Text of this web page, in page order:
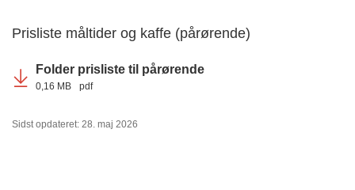
Prisliste måltider og kaffe (pårørende)
Folder prisliste til pårørende
0,16 MB pdf
Sidst opdateret: 28. maj 2026